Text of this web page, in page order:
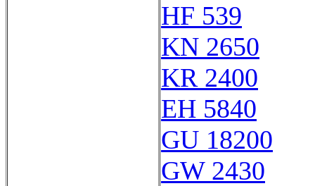
HF 539
KN 2650
KR 2400
EH 5840
GU 18200
GW 2430